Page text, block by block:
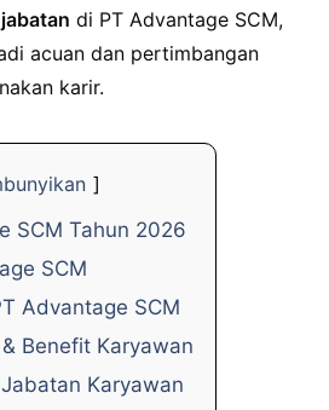
di PT Advantage SCM,
acuan dan pertimbangan
karir.
SCM Tahun 2026
SCM
Advantage SCM
Benefit Karyawan
Karyawan